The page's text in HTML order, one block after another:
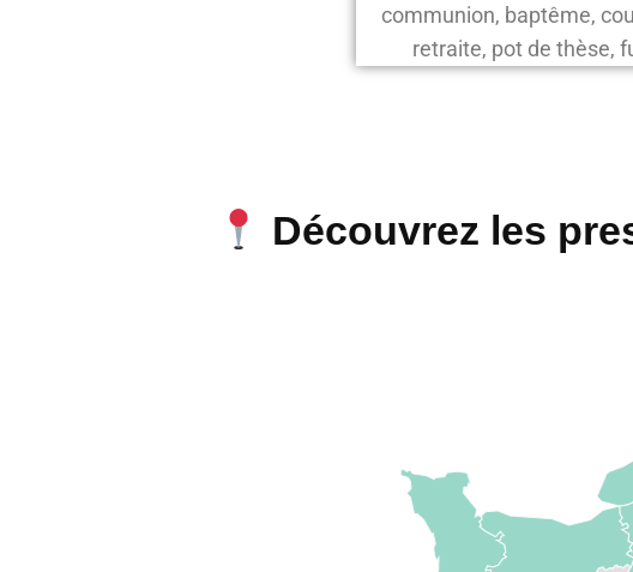
communion, baptême,
retraite, pot de thèse,
Découvrez les